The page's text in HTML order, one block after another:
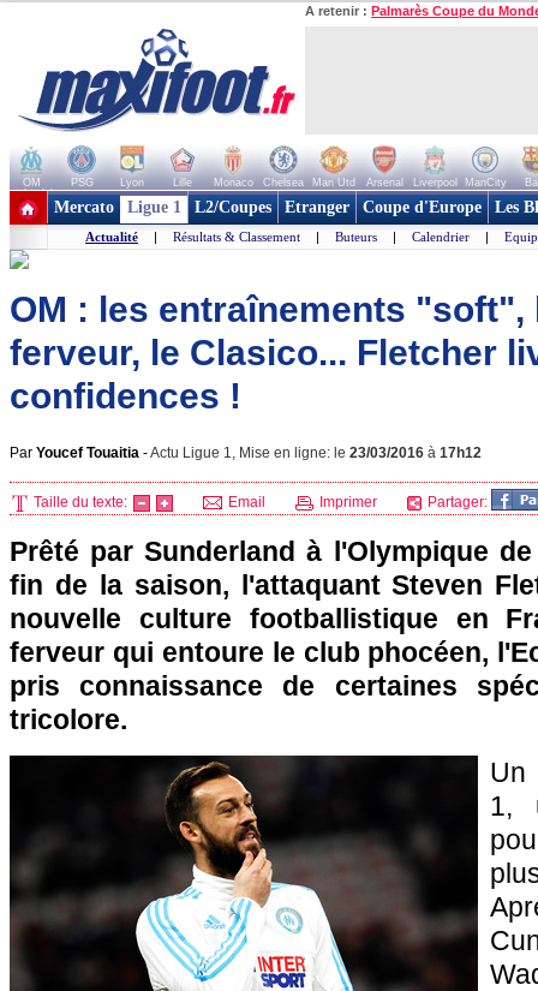
A retenir : Palmarès Coupe du
OM PSG Lyon Lille Monaco Chelsea Man Utd Arsenal Liverpool ManCity
+ de clubs
Mercato Ligue 1 L2/Coupes Etranger Coupe d'Europe Les
Actualité | Résultats & Classement | Buteurs | Calendrier |
OM : les entraînements "soft",
ferveur, le Clasico... Fletcher
confidences !
Par Youcef Touaitia -Actu Ligue 1, Mise en ligne: le 23/03/2016 à 17h12
Taille du texte: Email Imprimer Partager:
Prêté par Sunderland à l'Olympique
fin de la saison, l'attaquant Steven
nouvelle culture footballistique en
ferveur qui entoure le club phocéen,
pris connaissance de certaines
tricolore.
Un
1,